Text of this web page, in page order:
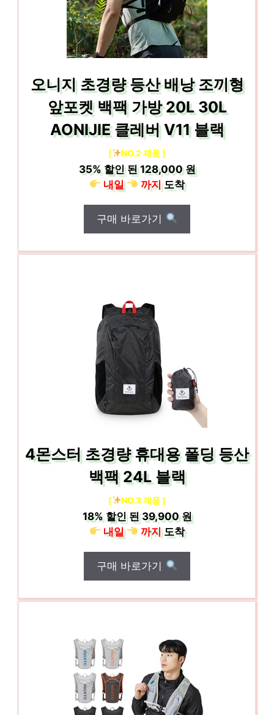
오니지 초경량 등산 배낭 조끼형
앞포켓 백팩 가방 20L 30L
AONIJIE 클레버 V11 블랙
[ NO.2 제품 ]
35%할인 된128,000 원
내일
까지도착
구매 바로가기
4몬스터 초경량 휴대용 폴딩 등산
백팩 24L 블랙
[ NO.3 제품 ]
18%할인 된39,900 원
내일
까지도착
구매 바로가기